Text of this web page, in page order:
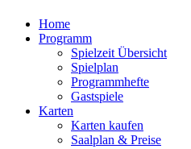
Home
Programm
Spielzeit Übersicht
Spielplan
Programmhefte
Gastspiele
Karten
Karten kaufen
Saalplan & Preise